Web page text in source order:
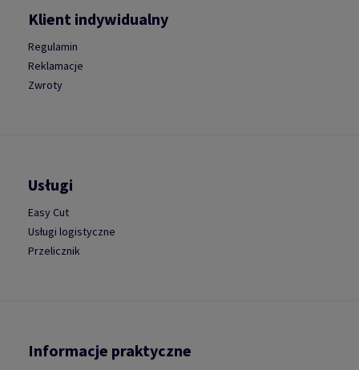
Klient indywidualny
Regulamin
Reklamacje
Zwroty
Usługi
Easy Cut
Usługi logistyczne
Przelicznik
Informacje praktyczne